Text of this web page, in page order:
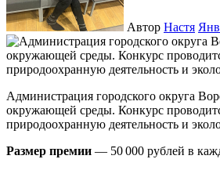
Автор Настя
Администрация городского округа Воронеж объявляет приём заявок на соискание премии в области охраны
окружающей среды. Конкурс
природоохранную деятельность и
Размер премии — 50 000 рублей в